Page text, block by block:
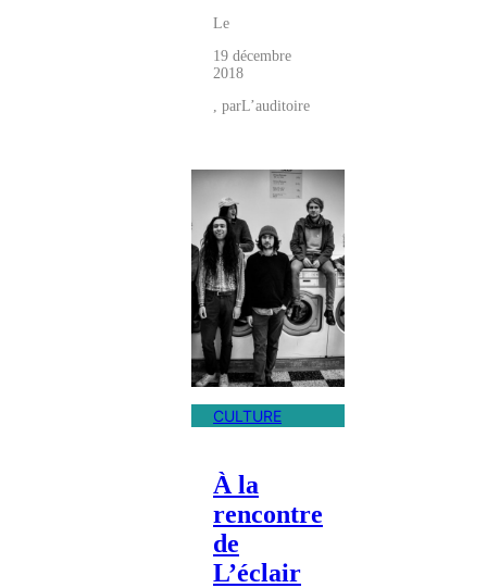
Le
19 décembre
2018
, parL’auditoire
CULTURE
À la
rencontre
de
L’éclair